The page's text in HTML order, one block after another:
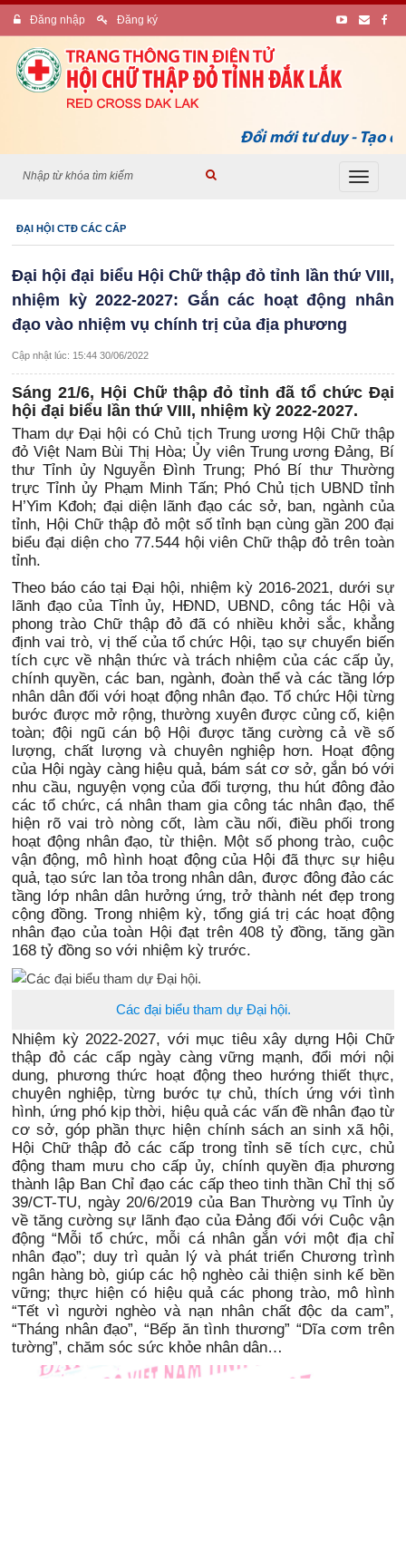
Đăng nhập Đăng ký
Đổi mới tư duy - Tạo
Toggle
ĐẠI HỘI CTĐ CÁC CẤP
Đại hội đại biểu Hội Chữ thập đỏ tỉnh lần thứ VIII,
nhiệm kỳ 2022-2027: Gắn các hoạt động nhân
đạo vào nhiệm vụ chính trị của địa phương
Cập nhật lúc: 15:44 30/06/2022
Sáng 21/6, Hội Chữ thập đỏ tỉnh đã tổ chức Đại
hội đại biểu lần thứ VIII, nhiệm kỳ 2022-2027.
Tham dự Đại hội có Chủ tịch Trung ương Hội Chữ thập
đỏ Việt Nam Bùi Thị Hòa; Ủy viên Trung ương Đảng, Bí
thư Tỉnh ủy Nguyễn Đình Trung; Phó Bí thư Thường
trực Tỉnh ủy Phạm Minh Tấn; Phó Chủ tịch UBND tỉnh
H’Yim Kđoh; đại diện lãnh đạo các sở, ban, ngành của
tỉnh, Hội Chữ thập đỏ một số tỉnh bạn cùng gần 200 đại
biểu đại diện cho 77.544 hội viên Chữ thập đỏ trên toàn
tỉnh.
Theo báo cáo tại Đại hội, nhiệm kỳ 2016-2021, dưới sự
lãnh đạo của Tỉnh ủy, HĐND, UBND, công tác Hội và
phong trào Chữ thập đỏ đã có nhiều khởi sắc, khẳng
định vai trò, vị thế của tổ chức Hội, tạo sự chuyển biến
tích cực về nhận thức và trách nhiệm của các cấp ủy,
chính quyền, các ban, ngành, đoàn thể và các tầng lớp
nhân dân đối với hoạt động nhân đạo. Tổ chức Hội từng
bước được mở rộng, thường xuyên được củng cố, kiện
toàn; đội ngũ cán bộ Hội được tăng cường cả về số
lượng, chất lượng và chuyên nghiệp hơn. Hoạt động
của Hội ngày càng hiệu quả, bám sát cơ sở, gắn bó với
nhu cầu, nguyện vọng của đối tượng, thu hút đông đảo
các tổ chức, cá nhân tham gia công tác nhân đạo, thể
hiện rõ vai trò nòng cốt, làm cầu nối, điều phối trong
hoạt động nhân đạo, từ thiện. Một số phong trào, cuộc
vận động, mô hình hoạt động của Hội đã thực sự hiệu
quả, tạo sức lan tỏa trong nhân dân, được đông đảo các
tầng lớp nhân dân hưởng ứng, trở thành nét đẹp trong
cộng đồng. Trong nhiệm kỳ, tổng giá trị các hoạt động
nhân đạo của toàn Hội đạt trên 408 tỷ đồng, tăng gần
168 tỷ đồng so với nhiệm kỳ trước.
Các đại biểu tham dự Đại hội.
Nhiệm kỳ 2022-2027, với mục tiêu xây dựng Hội Chữ
thập đỏ các cấp ngày càng vững mạnh, đổi mới nội
dung, phương thức hoạt động theo hướng thiết thực,
chuyên nghiệp, từng bước tự chủ, thích ứng với tình
hình, ứng phó kịp thời, hiệu quả các vấn đề nhân đạo từ
cơ sở, góp phần thực hiện chính sách an sinh xã hội,
Hội Chữ thập đỏ các cấp trong tỉnh sẽ tích cực, chủ
động tham mưu cho cấp ủy, chính quyền địa phương
thành lập Ban Chỉ đạo các cấp theo tinh thần Chỉ thị số
39/CT-TU, ngày 20/6/2019 của Ban Thường vụ Tỉnh ủy
về tăng cường sự lãnh đạo của Đảng đối với Cuộc vận
động “Mỗi tổ chức, mỗi cá nhân gắn với một địa chỉ
nhân đạo”; duy trì quản lý và phát triển Chương trình
ngân hàng bò, giúp các hộ nghèo cải thiện sinh kế bền
vững; thực hiện có hiệu quả các phong trào, mô hình
“Tết vì người nghèo và nạn nhân chất độc da cam”,
“Tháng nhân đạo”, “Bếp ăn tình thương” “Dĩa cơm trên
tường”, chăm sóc sức khỏe nhân dân…